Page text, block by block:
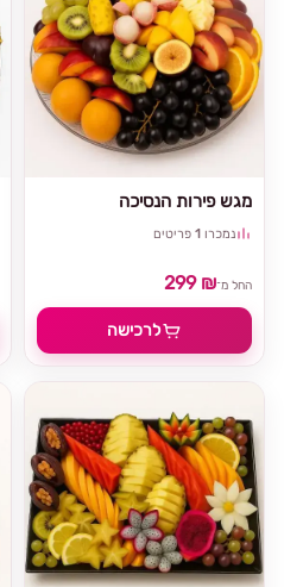
מגש פירות הנסיכה
נמכרו 1 פריטים
החל מ־299 ₪
לרכישה